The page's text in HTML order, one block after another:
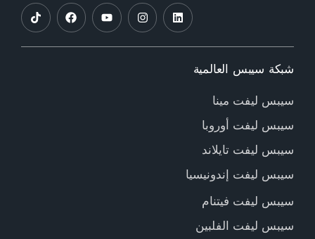
شبكة سيبس العالمية
سيبس ليفت مينا
سيبس ليفت أوروبا
سيبس ليفت تايلاند
سيبس ليفت إندونيسيا
سيبس ليفت فيتنام
سيبس ليفت الفلبين